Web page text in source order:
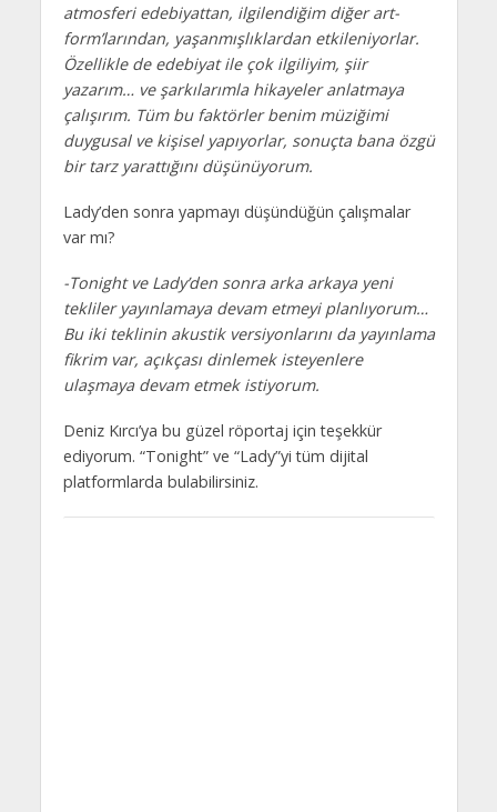
atmosferi edebiyattan, ilgilendiğim diğer art-
form’larından, yaşanmışlıklardan etkileniyorlar.
Özellikle de edebiyat ile çok ilgiliyim, şiir
yazarım… ve şarkılarımla hikayeler anlatmaya
çalışırım. Tüm bu faktörler benim müziğimi
duygusal ve kişisel yapıyorlar, sonuçta bana özgü
bir tarz yarattığını düşünüyorum.
Lady’den sonra yapmayı düşündüğün çalışmalar
var mı?
-Tonight ve Lady’den sonra arka arkaya yeni
tekliler yayınlamaya devam etmeyi planlıyorum…
Bu iki teklinin akustik versiyonlarını da yayınlama
fikrim var, açıkçası dinlemek isteyenlere
ulaşmaya devam etmek istiyorum.
Deniz Kırcı’ya bu güzel röportaj için teşekkür
ediyorum. “Tonight” ve “Lady”yi tüm dijital
platformlarda bulabilirsiniz.